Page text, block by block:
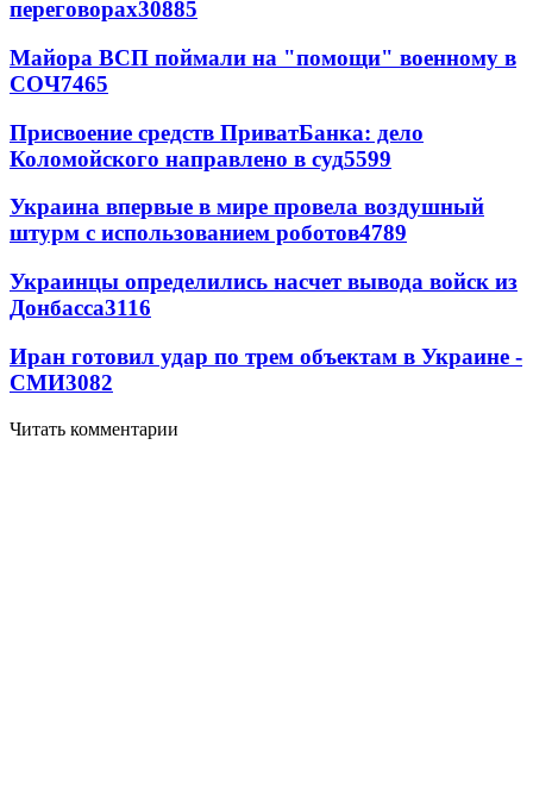
переговорах30885
Майора ВСП поймали на "помощи" военному в
СОЧ7465
Присвоение средств ПриватБанка: дело
Коломойского направлено в суд5599
Украина впервые в мире провела воздушный
штурм с использованием роботов4789
Украинцы определились насчет вывода войск из
Донбасса3116
Иран готовил удар по трем объектам в Украине -
СМИ3082
Читать комментарии